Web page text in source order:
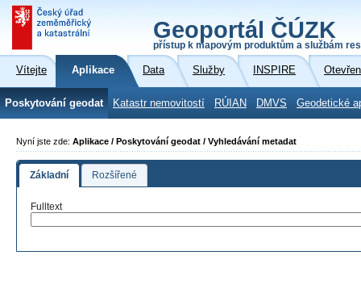
Geoportál ČÚZK
přístup k mapovým produktům a službám
Vítejte Aplikace Data Služby INSPIRE
Poskytování geodat Katastr nemovitostí RÚIAN DMVS Geodetické
Nyní jste zde: Aplikace / Poskytování geodat / Vyhledávání metadat
Základní Rozšířené
Fulltext